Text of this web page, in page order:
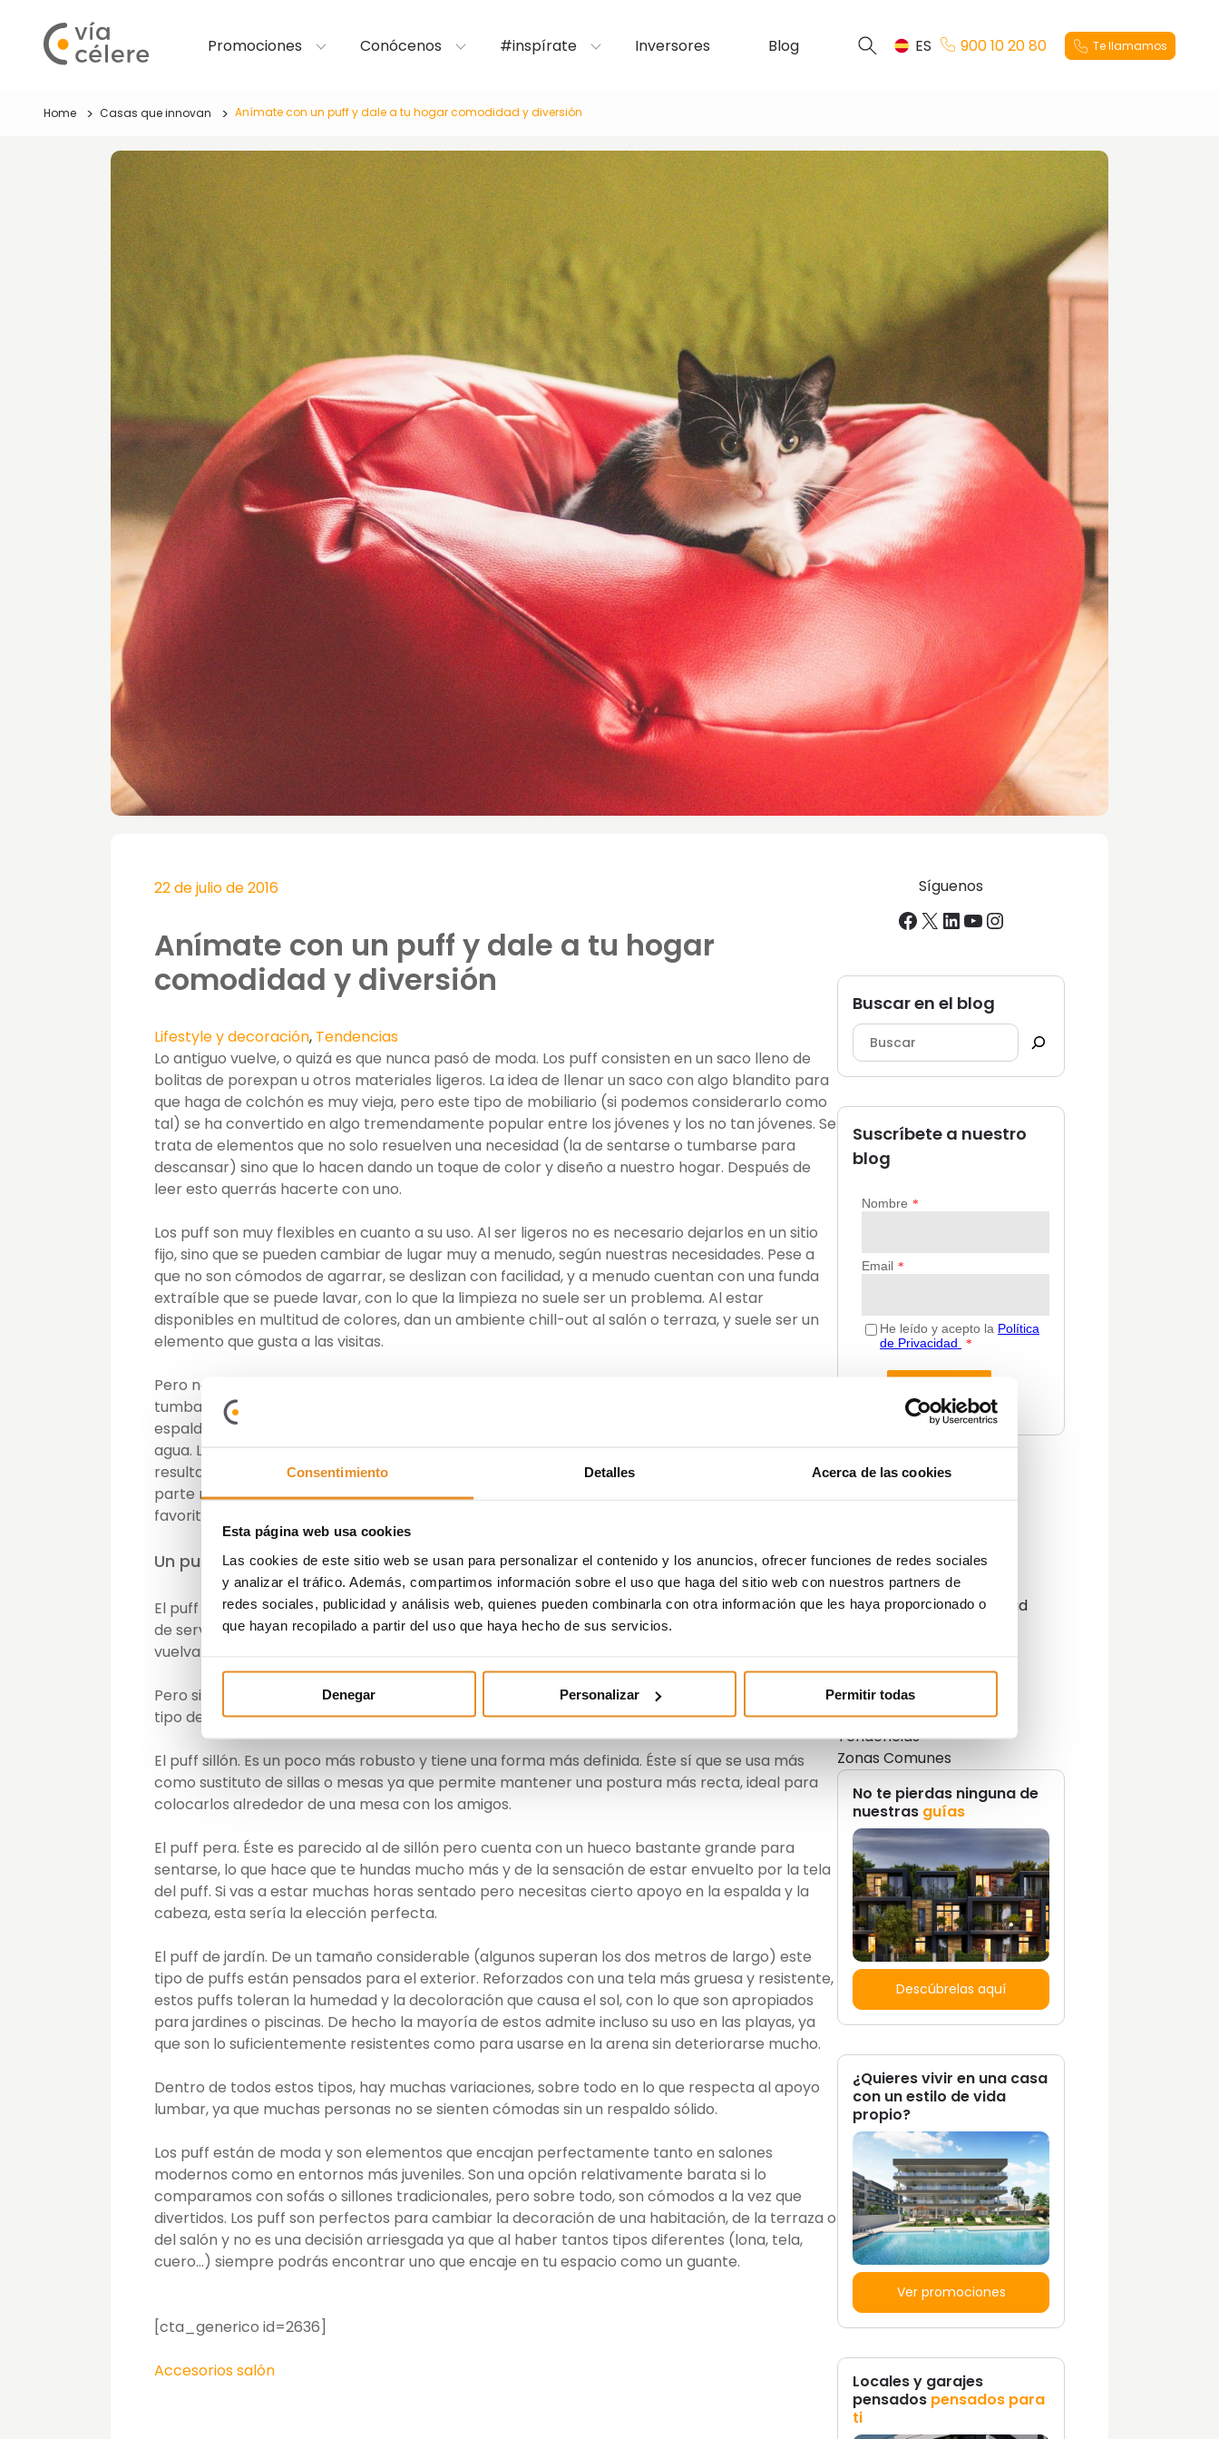
Consentimiento Detalles Acerca de las cookies
Esta página web usa cookies
Las cookies de este sitio web se usan para personalizar el contenido y los anuncios, ofrecer funciones de redes sociales
y analizar el tráfico. Además, compartimos información sobre el uso que haga del sitio web con nuestros partners de
redes sociales, publicidad y análisis web, quienes pueden combinarla con otra información que les haya proporcionado o
que hayan recopilado a partir del uso que haya hecho de sus servicios.
Denegar Personalizar Permitir todas
Promociones Conócenos #inspírate Inversores Blog ES 900 10 20 80 Te llamamos
Home Casas que innovan Anímate con un puff y dale a tu hogar comodidad y diversión
22 de julio de 2016
Anímate con un puff y dale a tu hogar
comodidad y diversión
Lifestyle y decoración, Tendencias
Lo antiguo vuelve, o quizá es que nunca pasó de moda. Los puff consisten en un saco lleno de
bolitas de porexpan u otros materiales ligeros. La idea de llenar un saco con algo blandito para
que haga de colchón es muy vieja, pero este tipo de mobiliario (si podemos considerarlo como
tal) se ha convertido en algo tremendamente popular entre los jóvenes y los no tan jóvenes. Se
trata de elementos que no solo resuelven una necesidad (la de sentarse o tumbarse para
descansar) sino que lo hacen dando un toque de color y diseño a nuestro hogar. Después de
leer esto querrás hacerte con uno.
Los puff son muy flexibles en cuanto a su uso. Al ser ligeros no es necesario dejarlos en un sitio
fijo, sino que se pueden cambiar de lugar muy a menudo, según nuestras necesidades. Pese a
que no son cómodos de agarrar, se deslizan con facilidad, y a menudo cuentan con una funda
extraíble que se puede lavar, con lo que la limpieza no suele ser un problema. Al estar
disponibles en multitud de colores, dan un ambiente chill-out al salón o terraza, y suele ser un
elemento que gusta a las visitas.
Pero no olvidemos su mejor característica: son realmente cómodos. Al estar lleno de bolitas, al
tumbarse en ellos, por acción de nuestro propio peso, el puff adopta la forma de nuestra
espalda y nuestras piernas. La presión es mínima y la sensación es la de estar flotando en el
agua. Los buenos puff ceden los suficiente para coger forma pero sin llegar a hundirse y
resultar incómodo, con lo que apostar por un modelo de calidad siempre merece la pena. ¿La
parte mala? Que cuando te has acostumbrado a sentarte en un puff para ver tu programa
favorito, no encontrarás nunca más un sofá que te resulte tan cómodo.
Un puff para cada rincón de la casa
El puff tradicional suele tener forma ovalada o rectangular. Su uso principal es simplemente el
de servir de descanso y la postura suele ser muy relajada, tanto que es posible que el puff se
vuelva tu nuevo lugar favorito para echarte una siesta.
Pero si bien ese es el modelo más clásico, podemos encontrar muchos otros que cumplen otro
tipo de cometidos perfectamente.
El puff sillón. Es un poco más robusto y tiene una forma más definida. Éste sí que se usa más
como sustituto de sillas o mesas ya que permite mantener una postura más recta, ideal para
colocarlos alrededor de una mesa con los amigos.
El puff pera. Éste es parecido al de sillón pero cuenta con un hueco bastante grande para
sentarse, lo que hace que te hundas mucho más y de la sensación de estar envuelto por la tela
del puff. Si vas a estar muchas horas sentado pero necesitas cierto apoyo en la espalda y la
cabeza, esta sería la elección perfecta.
El puff de jardín. De un tamaño considerable (algunos superan los dos metros de largo) este
tipo de puffs están pensados para el exterior. Reforzados con una tela más gruesa y resistente,
estos puffs toleran la humedad y la decoloración que causa el sol, con lo que son apropiados
para jardines o piscinas. De hecho la mayoría de estos admite incluso su uso en las playas, ya
que son lo suficientemente resistentes como para usarse en la arena sin deteriorarse mucho.
Dentro de todos estos tipos, hay muchas variaciones, sobre todo en lo que respecta al apoyo
lumbar, ya que muchas personas no se sienten cómodas sin un respaldo sólido.
Los puff están de moda y son elementos que encajan perfectamente tanto en salones
modernos como en entornos más juveniles. Son una opción relativamente barata si lo
comparamos con sofás o sillones tradicionales, pero sobre todo, son cómodos a la vez que
divertidos. Los puff son perfectos para cambiar la decoración de una habitación, de la terraza o
del salón y no es una decisión arriesgada ya que al haber tantos tipos diferentes (lona, tela,
cuero…) siempre podrás encontrar uno que encaje en tu espacio como un guante.
[cta_generico id=2636]
Accesorios salón
Síguenos
Facebook
X LinkedIn
YouTube
Instagram
Buscar en el blog
Suscríbete a nuestro
blog
Categorías
Decoración
Guías
Innovación y sostenibilidad
Opinión del Experto
Podcast
Promociones
Tendencias
Zonas Comunes
No te pierdas ninguna de
nuestras guías
Descúbrelas aquí
¿Quieres vivir en una casa
con un estilo de vida
propio?
Ver promociones
Locales y garajes
pensados pensados para
ti